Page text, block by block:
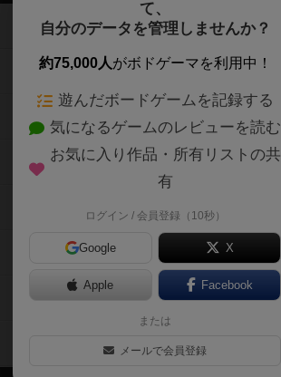
て、
自分のデータを管理しませんか？
約75,000人がボドゲーマを利用中！
遊んだボードゲームを記録する
気になるゲームのレビューを読む
お気に入り作品・所有リストの共
有
ログイン / 会員登録（10秒）
Google X
Apple Facebook
または
メールで会員登録
ボードゲームを検索する
ボードゲームの新着レビュー
ボードゲーム会情報
メカニクス特集
掲示板・トピックス
ボドとも・会員一覧
ボードゲーム業界コラム
ボドゲーマご利用案内